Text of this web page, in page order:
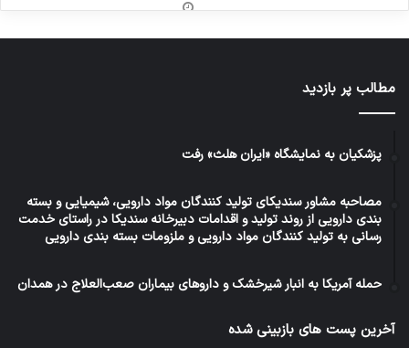
مطالب پر بازدید
پزشکیان به نمایشگاه «ایران هلث» رفت
مصاحبه مشاور سندیکای تولید کنندگان مواد دارویی، شیمیایی و بسته
بندی دارویی از روند تولید و اقدامات دبیرخانه سندیکا در راستای خدمت
رسانی به تولید کنندگان مواد دارویی و ملزومات بسته بندی دارویی
حمله آمریکا به انبار شیرخشک و داروهای بیماران صعب‌العلاج در همدان
آخرین پست های بازبینی شده